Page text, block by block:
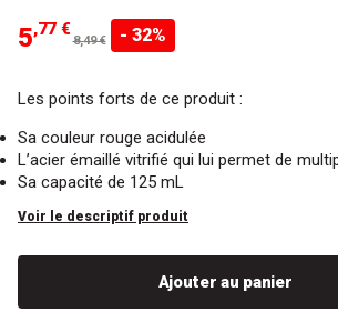
5,77 €
8,49 € - 32%
Les points forts de ce produit :
Sa couleur rouge acidulée
L’acier émaillé vitrifié qui lui permet de
Sa capacité de 125 mL
Voir le descriptif produit
Ajouter au panier